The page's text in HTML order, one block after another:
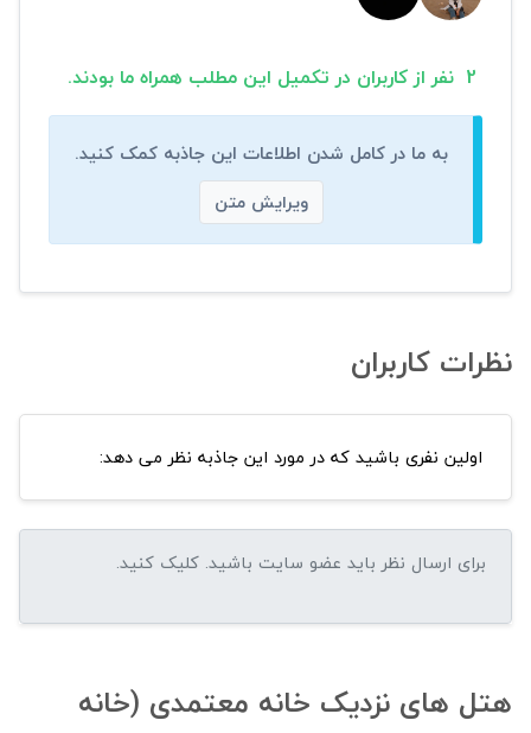
به ما در کامل شدن اطلاعات این جاذبه کمک کنید.
ویرایش متن
نظرات کاربران
اولین نفری باشید که در مورد این جاذبه نظر می دهد:
هتل های نزدیک خانه معتمدی (خانه